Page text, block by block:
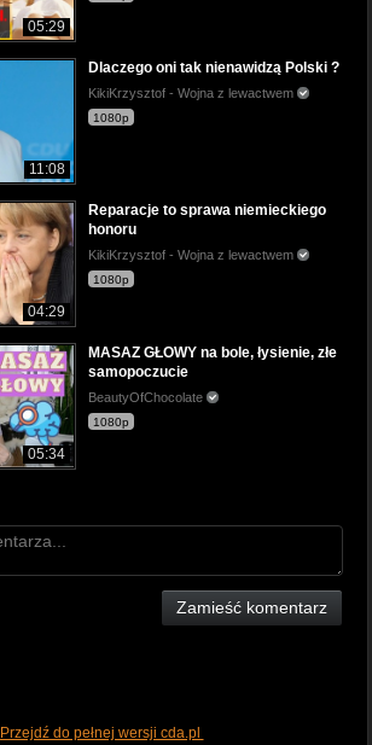
05:29
11:08
Dlaczego oni tak nienawidzą Polski ?
KikiKrzysztof - Wojna z lewactwem
1080p
04:29
Reparacje to sprawa niemieckiego
honoru
KikiKrzysztof - Wojna z lewactwem
1080p
05:34
MASAZ GŁOWY na bole, łysienie, złe
samopoczucie
BeautyOfChocolate
1080p
Zamieść komentarz
Przejdź do pełnej wersji cda.pl